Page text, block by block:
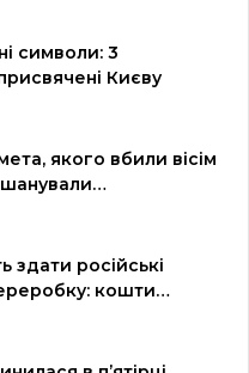
символи: 3
Києву
якого вбили вісім
здати російські
кошти…